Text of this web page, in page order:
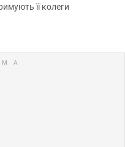
її колеги